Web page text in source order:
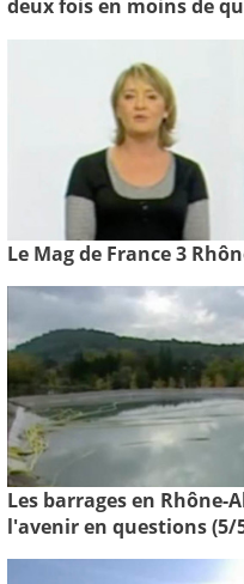
deux fois en moins de
Le Mag de France 3
Les barrages en Rhône-
l'avenir en questions (5/